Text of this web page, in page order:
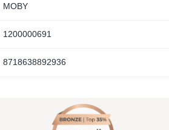
MOBY
1200000691
8718638892936